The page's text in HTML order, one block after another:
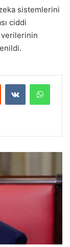
sistemlerini
ciddi
verilerinin